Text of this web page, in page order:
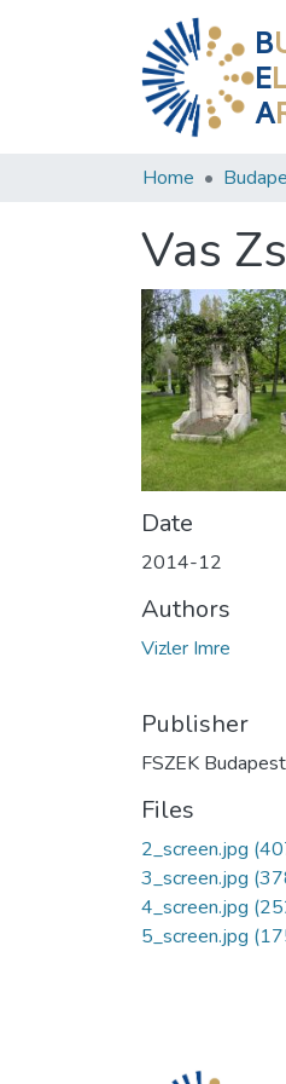
B
E
A
Home
Vas
Date
2014-12
Authors
Vizler Imre
Publisher
FSZEK
Files
2_screen.jpg
3_screen.jpg
4_screen.jpg
5_screen.jpg